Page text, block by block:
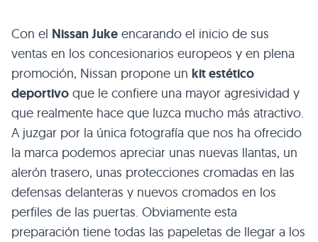
Con el Nissan Juke encarando el inicio de sus
ventas en los concesionarios europeos y en plena
promoción, Nissan propone un kit estético
deportivo que le confiere una mayor agresividad y
que realmente hace que luzca mucho más atractivo.
A juzgar por la única fotografía que nos ha ofrecido
la marca podemos apreciar unas nuevas llantas, un
alerón trasero, unas protecciones cromadas en las
defensas delanteras y nuevos cromados en los
perfiles de las puertas. Obviamente esta
preparación tiene todas las papeletas de llegar a los